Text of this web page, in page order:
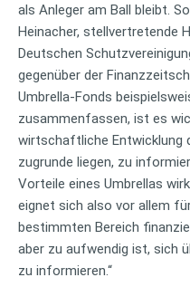
als Anleger am Ball bleibt.
Heinacher, stellvertretende
Deutschen
gegenüber der
Umbrella-Fonds
zusammenfassen, ist es
wirtschaftliche Entwicklung
zugrunde liegen, zu
Vorteile eines Umbrellas
eignet sich also vor allem
bestimmten Bereich
aber zu aufwendig ist, sich
zu informieren.“